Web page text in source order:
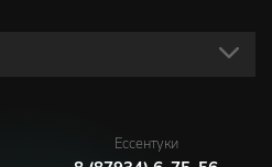
Ессентуки